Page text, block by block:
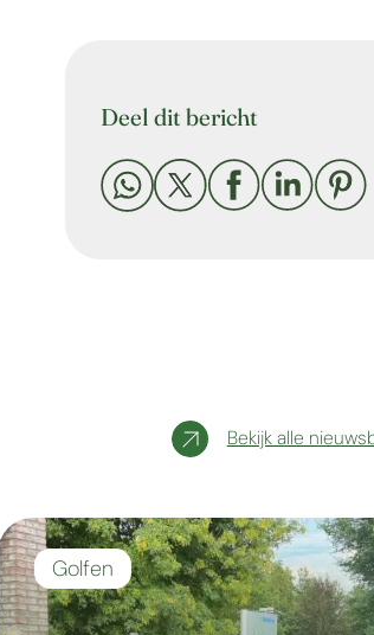
Deel dit bericht
    
Bekijk alle
Golfen